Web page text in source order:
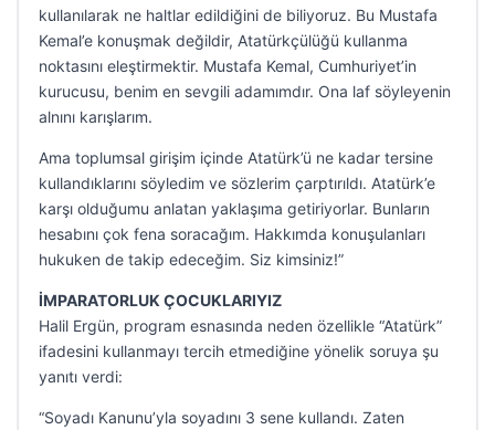
kullanılarak ne haltlar edildiğini de biliyoruz. Bu Mustafa
Kemal’e konuşmak değildir, Atatürkçülüğü kullanma
noktasını eleştirmektir. Mustafa Kemal, Cumhuriyet’in
kurucusu, benim en sevgili adamımdır. Ona laf söyleyenin
alnını karışlarım.
Ama toplumsal girişim içinde Atatürk’ü ne kadar tersine
kullandıklarını söyledim ve sözlerim çarptırıldı. Atatürk’e
karşı olduğumu anlatan yaklaşıma getiriyorlar. Bunların
hesabını çok fena soracağım. Hakkımda konuşulanları
hukuken de takip edeceğim. Siz kimsiniz!”
İMPARATORLUK ÇOCUKLARIYIZ
Halil Ergün, program esnasında neden özellikle “Atatürk”
ifadesini kullanmayı tercih etmediğine yönelik soruya şu
yanıtı verdi:
“Soyadı Kanunu’yla soyadını 3 sene kullandı. Zaten